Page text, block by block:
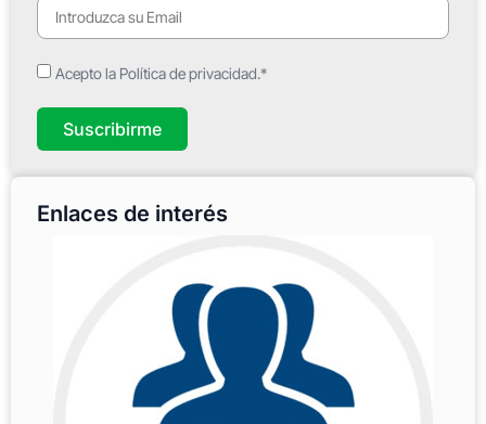
Acepto la Política de privacidad.*
Suscribirme
Enlaces de interés